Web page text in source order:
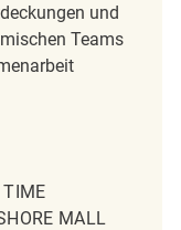
und
Teams
Hillside Mall
TIME
MALL